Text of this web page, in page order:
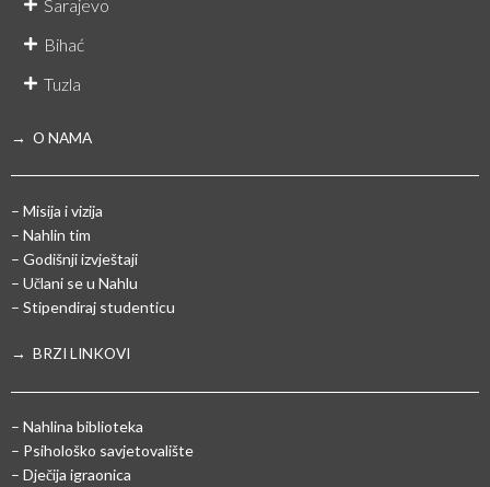
Sarajevo
Bihać
Tuzla
→ O NAMA
– Misija i vizija
– Nahlin tim
– Godišnji izvještaji
– Učlani se u Nahlu
– Stipendiraj studenticu
→ BRZI LINKOVI
– Nahlina biblioteka
– Psihološko savjetovalište
– Dječija igraonica